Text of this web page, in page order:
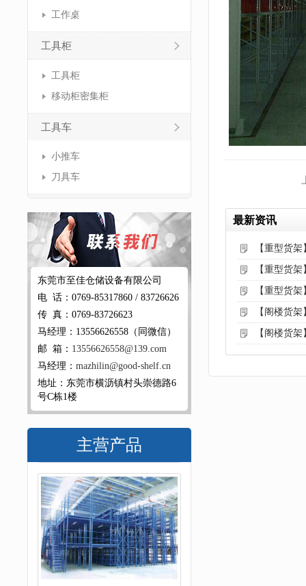
工作桌
工具柜
工具柜
移动柜密集柜
工具车
小推车
刀具车
东莞市至佳仓储设备有限公司
电 话：0769-85317860 / 83726626
传 真：0769-83726623
马经理：13556626558（同微信）
邮 箱： 13556626558@139.com
马经理： mazhilin@good-shelf.cn
地址：东莞市横沥镇村头崇德路6
号C栋1楼
主营产品
最新资讯
【重型货
【重型货
【重型货
【阁楼货
【阁楼货